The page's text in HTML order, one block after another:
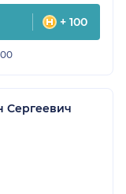
+ 100
Сергеевич